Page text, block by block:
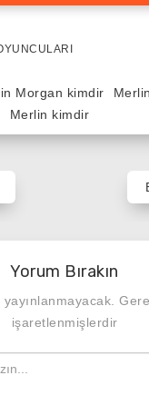
Morgan kimdir
Merlin
Merlin kimdir
Yorum Bırakın
işaretlenmişlerdir